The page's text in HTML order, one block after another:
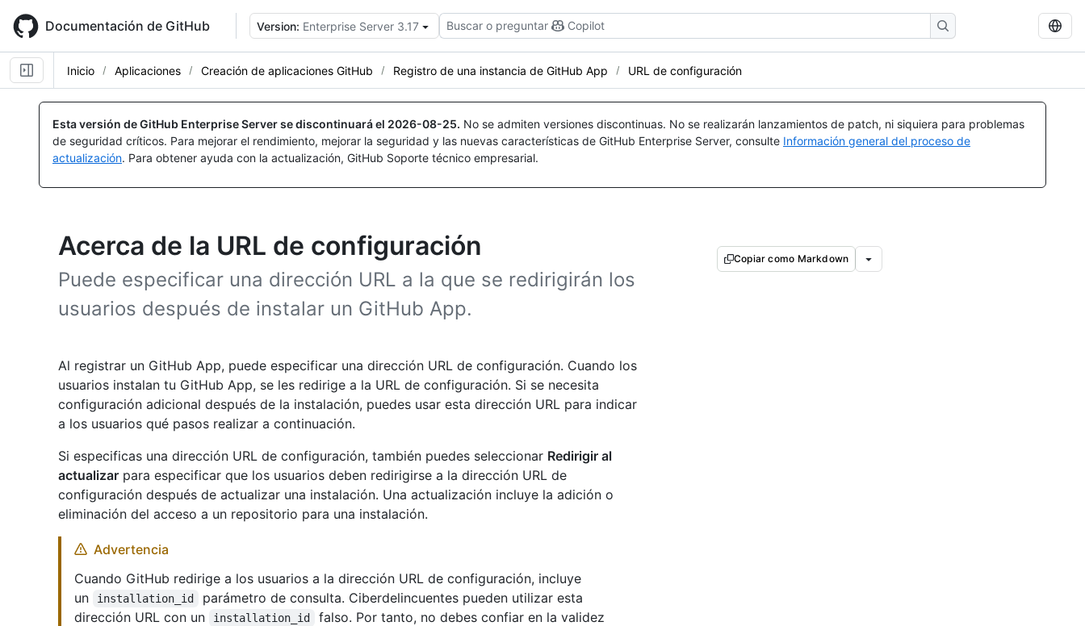
main
content
Documentación de GitHub Version: Enterprise Server 3.17 Buscar o preguntar Copilot
Inicio Aplicaciones Creación de aplicaciones GitHub Registro de una instancia de GitHub App URL de configuración
Esta versión de GitHub Enterprise Server se discontinuará el 2026-08-25. No se admiten versiones discontinuas. No se realizarán lanzamientos de patch, ni siquiera para problemas
de seguridad críticos. Para mejorar el rendimiento, mejorar la seguridad y las nuevas características de GitHub Enterprise Server, consulte Información general del proceso de
actualización. Para obtener ayuda con la actualización, GitHub Soporte técnico empresarial.
Acerca de la URL de configuración
Puede especificar una dirección URL a la que se redirigirán los
usuarios después de instalar un GitHub App.
Copiar como Markdown
Al registrar un GitHub App, puede especificar una dirección URL de configuración. Cuando los
usuarios instalan tu GitHub App, se les redirige a la URL de configuración. Si se necesita
configuración adicional después de la instalación, puedes usar esta dirección URL para indicar
a los usuarios qué pasos realizar a continuación.
Si especificas una dirección URL de configuración, también puedes seleccionar Redirigir al
actualizar para especificar que los usuarios deben redirigirse a la dirección URL de
configuración después de actualizar una instalación. Una actualización incluye la adición o
eliminación del acceso a un repositorio para una instalación.
Advertencia
Cuando GitHub redirige a los usuarios a la dirección URL de configuración, incluye
un
installation_id
parámetro de consulta. Ciberdelincuentes pueden utilizar esta
dirección URL con un
installation_id
falso. Por tanto, no debes confiar en la validez